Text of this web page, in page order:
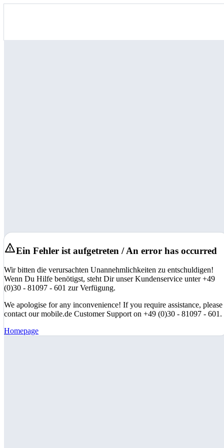
Ein Fehler ist aufgetreten / An error has occurred
Wir bitten die verursachten Unannehmlichkeiten zu entschuldigen!
Wenn Du Hilfe benötigst, steht Dir unser Kundenservice unter +49
(0)30 - 81097 - 601 zur Verfügung.
We apologise for any inconvenience! If you require assistance, please
contact our mobile.de Customer Support on +49 (0)30 - 81097 - 601.
Homepage